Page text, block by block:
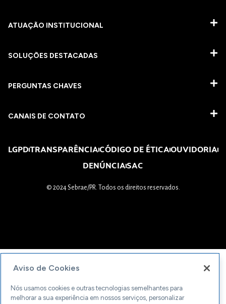
ATUAÇÃO INSTITUCIONAL
SOLUÇÕES DESTACADAS
PERGUNTAS CHAVES​
CANAIS DE CONTATO
LGPDTRANSPARÊNCIACÓDIGO DE ÉTICAOUVIDORIA
DENÚNCIASAC
© 2024 Sebrae/PR. Todos os direitos reservados.
Aviso de Cookies
Nós usamos cookies e outras tecnologias semelhantes para
melhorar a sua experiência em nossos serviços, personalizar